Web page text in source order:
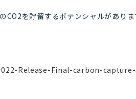
を貯留するポテンシャルがありま
Release-Final-carbon-